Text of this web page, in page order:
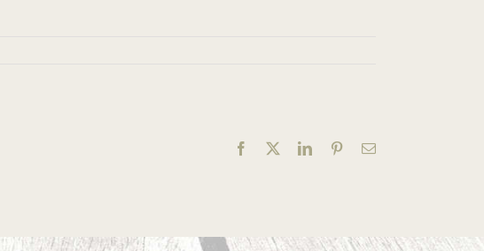
Facebook LinkedInPinterest
E-